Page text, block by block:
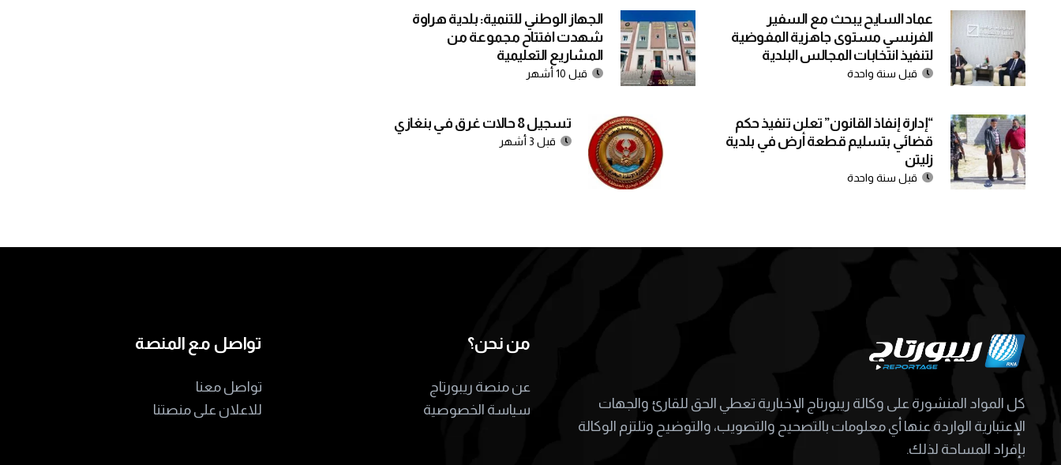
عماد السايح يبحث مع السفير
الفرنسي مستوى جاهزية المفوضية
لتنفيذ انتخابات المجالس البلدية
قبل سنة واحدة
الجهاز الوطني للتنمية: بلدية هراوة
شهدت افتتاح مجموعة من
المشاريع التعليمية
قبل 10 أشهر
“إدارة إنفاذ القانون” تعلن تنفيذ حكم
قضائي بتسليم قطعة أرض في بلدية
زليتن
قبل سنة واحدة
تسجيل 8 حالات غرق في بنغازي
قبل 3 أشهر
كل المواد المنشورة على وكالة ريبورتاج الإخبارية تعطي الحق للقارئ والجهات
الإعتبارية الواردة عنها أي معلومات بالتصحيح والتصويب، والتوضيح وتلتزم الوكالة
بإفراد المساحة لذلك.
من نحن؟
عن منصة ريبورتاج
سياسة الخصوصية
تواصل مع المنصة
تواصل معنا
للاعلان على منصتنا